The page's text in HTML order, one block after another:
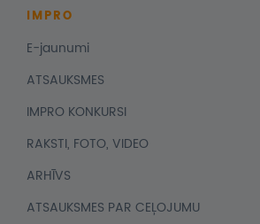
IMPRO
E-jaunumi
ATSAUKSMES
IMPRO KONKURSI
RAKSTI, FOTO, VIDEO
ARHĪVS
ATSAUKSMES PAR CEĻOJUMU